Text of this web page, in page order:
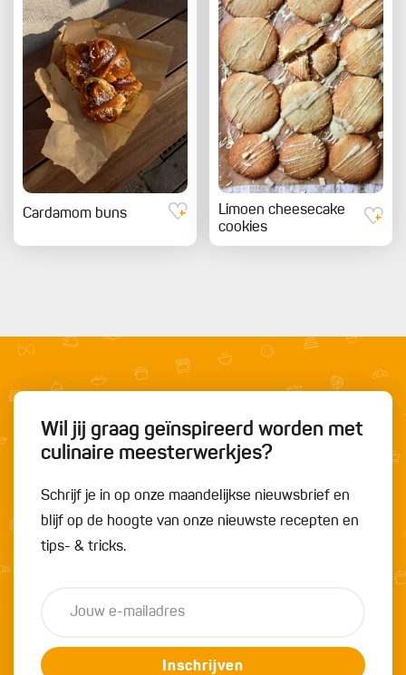
Cardamom buns
Limoen cheesecake
cookies
Wil jij graag geïnspireerd worden met
culinaire meesterwerkjes?
Schrijf je in op onze maandelijkse nieuwsbrief en
blijf op de hoogte van onze nieuwste recepten en
tips- & tricks.
Inschrijven